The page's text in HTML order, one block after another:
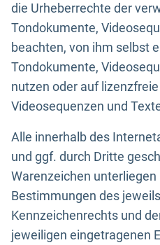
die Urheberrechte der
Tondokumente,
beachten, von ihm selbst
Tondokumente,
nutzen oder auf
Videosequenzen und
Alle innerhalb des
und ggf. durch Dritte
Warenzeichen
Bestimmungen des
Kennzeichenrechts und
jeweiligen eingetragenen